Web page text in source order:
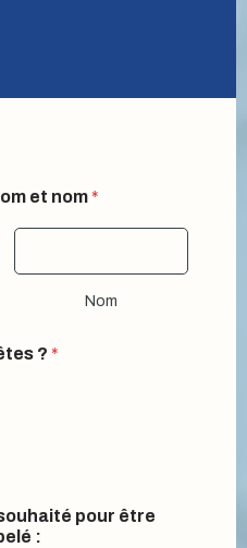
et nom *
Nom
? *
pour être
: